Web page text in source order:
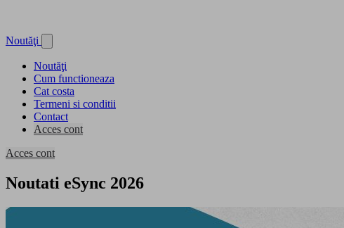
Noutăţi
Noutăţi
Cum functioneaza
Cat costa
Termeni si conditii
Contact
Acces cont
Acces cont
Noutati eSync 2026